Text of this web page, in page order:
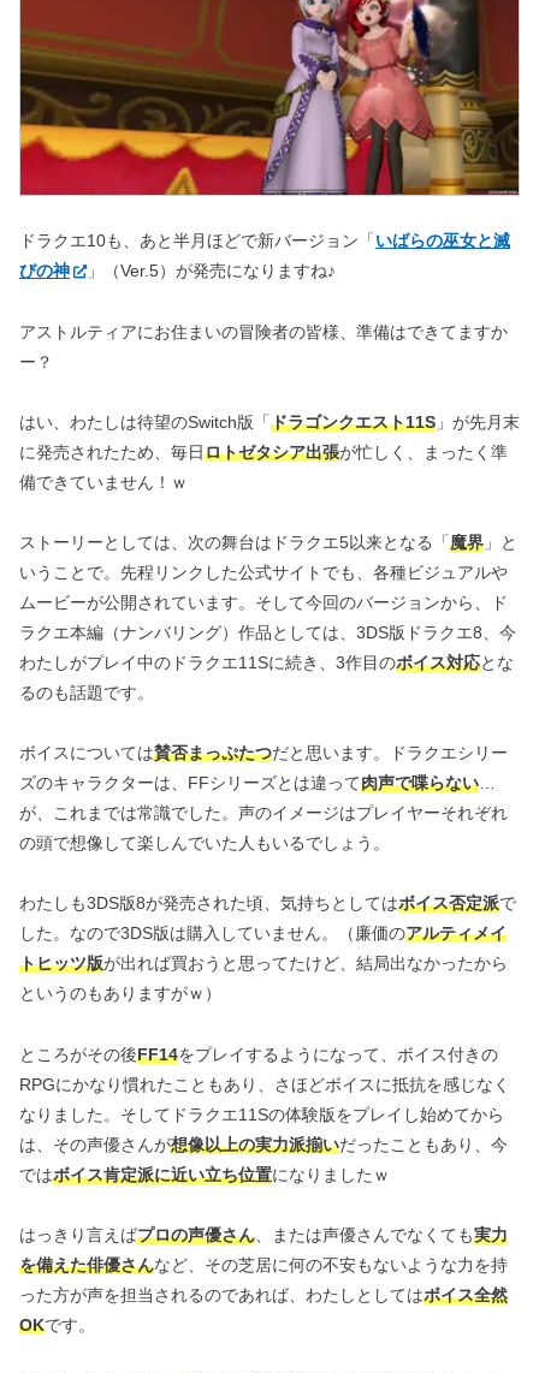
ドラクエ10も、あと半月ほどで新バージョン「いばらの巫女と滅
びの神
」（Ver.5）が発売になりますね♪
アストルティアにお住まいの冒険者の皆様、準備はできてますか
ー？
はい、わたしは待望のSwitch版「ドラゴンクエスト11S 」が先月末
に発売されたため、毎日ロトゼタシア出張が忙しく、まったく準
備できていません！ｗ
ストーリーとしては、次の舞台はドラクエ5以来となる「魔界 」と
いうことで。先程リンクした公式サイトでも、各種ビジュアルや
ムービーが公開されています。そして今回のバージョンから、ド
ラクエ本編（ナンバリング）作品としては、3DS版ドラクエ8、今
わたしがプレイ中のドラクエ11Sに続き、3作目のボイス対応とな
るのも話題です。
ボイスについては賛否まっぷたつだと思います。ドラクエシリー
ズのキャラクターは、FFシリーズとは違って肉声で喋らない
が、これまでは常識でした。声のイメージはプレイヤーそれぞれ
の頭で想像して楽しんでいた人もいるでしょう。
わたしも3DS版8が発売された頃、気持ちとしてはボイス否定派で
した。なので3DS版は購入していません。（廉価のアルティメイ
トヒッツ版が出れば買おうと思ってたけど、結局出なかったから
というのもありますがｗ）
ところがその後FF14をプレイするようになって、ボイス付きの
RPGにかなり慣れたこともあり、さほどボイスに抵抗を感じなく
なりました。そしてドラクエ11Sの体験版をプレイし始めてから
は、その声優さんが想像以上の実力派揃いだったこともあり、今
ではボイス肯定派に近い立ち位置になりましたｗ
はっきり言えばプロの声優さん 、または声優さんでなくても実力
を備えた俳優さんなど、その芝居に何の不安もないような力を持
った方が声を担当されるのであれば、わたしとしてはボイス全然
OKです。